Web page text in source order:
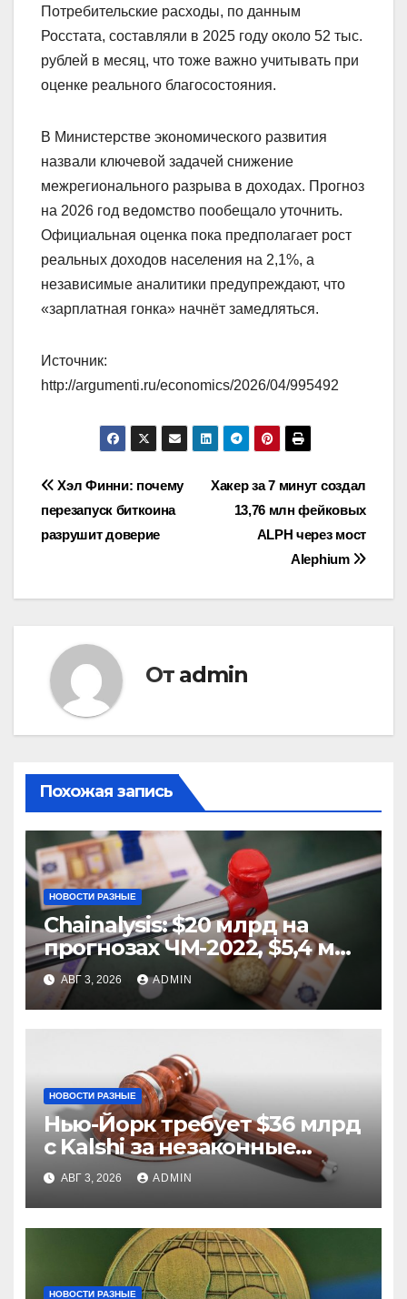
Потребительские расходы, по данным
Росстата, составляли в 2025 году около 52 тыс.
рублей в месяц, что тоже важно учитывать при
оценке реального благосостояния.
В Министерстве экономического развития
назвали ключевой задачей снижение
межрегионального разрыва в доходах. Прогноз
на 2026 год ведомство пообещало уточнить.
Официальная оценка пока предполагает рост
реальных доходов населения на 2,1%, а
независимые аналитики предупреждают, что
«зарплатная гонка» начнёт замедляться.
Источник:
http://argumenti.ru/economics/2026/04/995492
Навигация
по
Хакер за 7 минут создал
13,76 млн фейковых
ALPH через мост
Alephium
Хэл Финни: почему
перезапуск биткоина
разрушит доверие
От admin
Похожая запись
НОВОСТИ РАЗНЫЕ
Chainalysis: $20 млрд на
прогнозах ЧМ-2022, $5,4 млн
из них незаконные
АВГ 3, 2026 ADMIN
НОВОСТИ РАЗНЫЕ
Нью-Йорк требует $36 млрд
с Kalshi за незаконные
ставки
АВГ 3, 2026 ADMIN
НОВОСТИ РАЗНЫЕ